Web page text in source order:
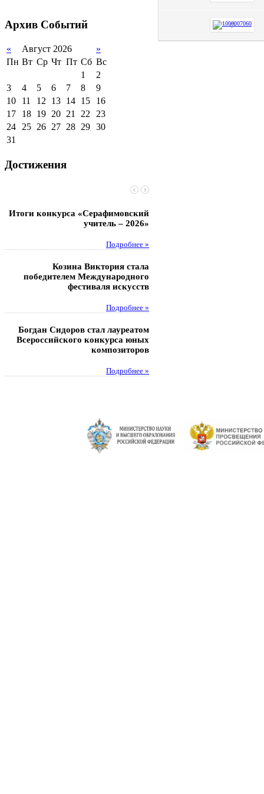
поддержки обучающихся
сотрудничество
Организация питания в
образовательной
организации
Архив Событий
« Август 2026
»
Пн Вт Ср Чт Пт Сб Вс
1
2
3
4 5 6 7 8
9
10
11 12 13 14 15
16
17
18 19 20 21 22 23
24 25 26 27 28 29 30
31
Достижения
Итоги конкурса «Серафимовский
учитель – 2026»
Подробнее »
Козина Виктория стала
победителем Международного
фестиваля искусств
Подробнее »
Богдан Сидоров стал лауреатом
Всероссийского конкурса юных
композиторов
Подробнее »